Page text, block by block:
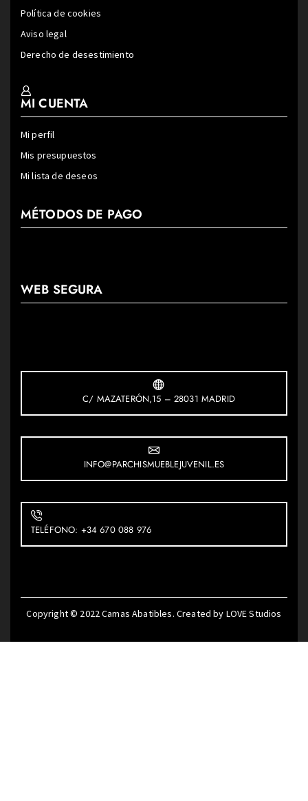
Política de cookies
Aviso legal
Derecho de desestimiento
MI CUENTA
Mi perfil
Mis presupuestos
Mi lista de deseos
MÉTODOS DE PAGO
WEB SEGURA
C/ MAZATERÓN,15 – 28031 MADRID
INFO@PARCHISMUEBLEJUVENIL.ES
TELÉFONO: +34 670 088 976
Copyright © 2022Camas Abatibles. Created by LOVE Studios